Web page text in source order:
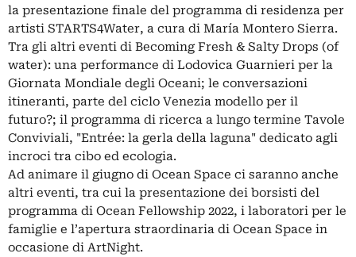
la presentazione finale del programma di residenza per
artisti STARTS4Water, a cura di María Montero Sierra.
Tra gli altri eventi di Becoming Fresh & Salty Drops (of
water): una performance di Lodovica Guarnieri per la
Giornata Mondiale degli Oceani; le conversazioni
itineranti, parte del ciclo Venezia modello per il
futuro?; il programma di ricerca a lungo termine Tavole
Conviviali, "Entrée: la gerla della laguna" dedicato agli
incroci tra cibo ed ecologia.
Ad animare il giugno di Ocean Space ci saranno anche
altri eventi, tra cui la presentazione dei borsisti del
programma di Ocean Fellowship 2022, i laboratori per le
famiglie e l’apertura straordinaria di Ocean Space in
occasione di ArtNight.